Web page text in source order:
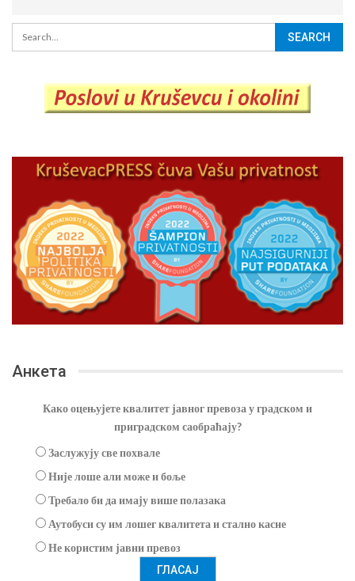
Анкета
Како оцењујете квалитет јавног превоза у градском и
приградском саобраћају?
Заслужују све похвале
Није лоше али може и боље
Требало би да имају више полазака
Аутобуси су им лошег квалитета и стално касне
Не користим јавни превоз